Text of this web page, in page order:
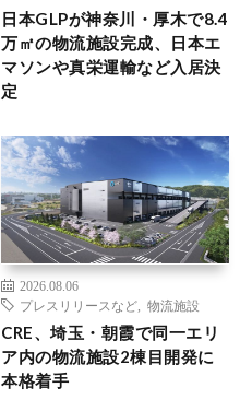
日本GLPが神奈川・厚木で8.4
万㎡の物流施設完成、日本エ
マソンや真栄運輸など入居決
定
2026.08.06
プレスリリースなど
物流施設
CRE、埼玉・朝霞で同一エリ
ア内の物流施設2棟目開発に
本格着手